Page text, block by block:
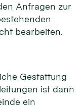
Anfragen zur
bearbeiten.
Gestattung
ist dann
ein